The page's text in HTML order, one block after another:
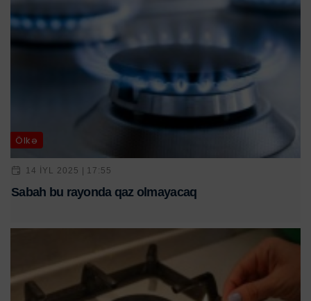
Ölkə
14 IYL 2025 | 17:55
Sabah bu rayonda qaz olmayacaq